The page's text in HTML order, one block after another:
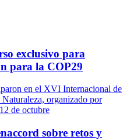
exclusivo para
para la COP29
sobre retos y